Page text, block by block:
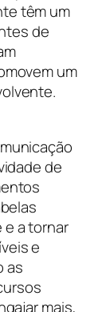
têm um
de
um
de
a tornar
e
as
mais,